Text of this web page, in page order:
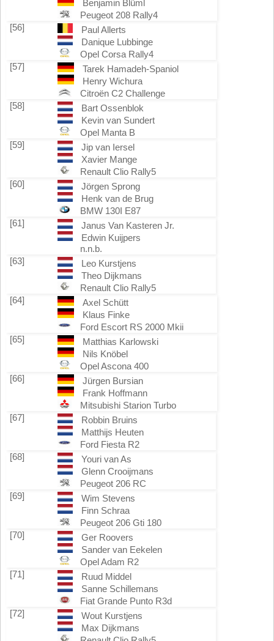
Benjamin Blüml
Peugeot 208 Rally4
[56]
Paul Allerts
Danique Lubbinge
Opel Corsa Rally4
[57]
Tarek Hamadeh-Spaniol
Henry Wichura
Citroën C2 Challenge
[58]
Bart Ossenblok
Kevin van Sundert
Opel Manta B
[59]
Jip van Iersel
Xavier Mange
Renault Clio Rally5
[60]
Jörgen Sprong
Henk van de Brug
BMW 130I E87
[61]
Janus Van Kasteren Jr.
Edwin Kuijpers
n.n.b.
[63]
Leo Kurstjens
Theo Dijkmans
Renault Clio Rally5
[64]
Axel Schütt
Klaus Finke
Ford Escort RS 2000 Mkii
[65]
Matthias Karlowski
Nils Knöbel
Opel Ascona 400
[66]
Jürgen Bursian
Frank Hoffmann
Mitsubishi Starion Turbo
[67]
Robbin Bruins
Matthijs Heuten
Ford Fiesta R2
[68]
Youri van As
Glenn Crooijmans
Peugeot 206 RC
[69]
Wim Stevens
Finn Schraa
Peugeot 206 Gti 180
[70]
Ger Roovers
Sander van Eekelen
Opel Adam R2
[71]
Ruud Middel
Sanne Schillemans
Fiat Grande Punto R3d
[72]
Wout Kurstjens
Max Dijkmans